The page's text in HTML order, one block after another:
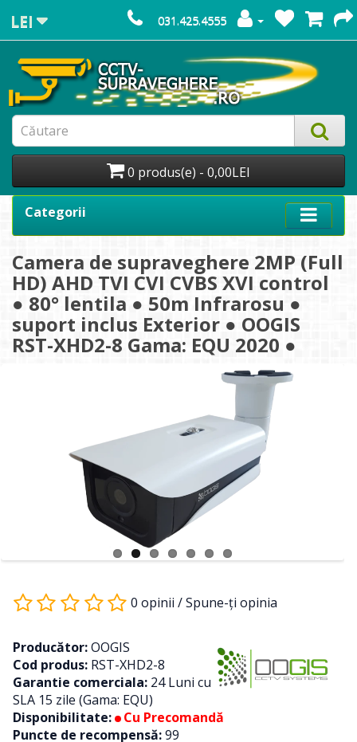
LEI 031.425.4555
0 produs(e) - 0,00LEI
Categorii
Camera de supraveghere 2MP (Full
HD) AHD TVI CVI CVBS XVI control
● 80° lentila ● 50m Infrarosu ●
suport inclus Exterior ● OOGIS
RST-XHD2-8 Gama: EQU 2020 ●
0 opinii /Spune-ţi opinia
Producător:OOGIS
Cod produs: RST-XHD2-8
Garantie comerciala: 24 Luni cu
SLA 15 zile (Gama: EQU)
Disponibilitate:
Cu Precomandă
Puncte de recompensă:99